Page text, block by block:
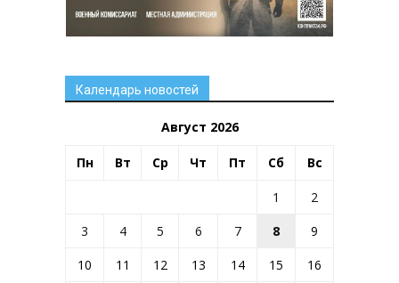
Календарь новостей
Август 2026
Пн Вт Ср Чт Пт Сб Вс
1
2
3
4 5 6 7 8
9
10
11 12 13 14 15
16